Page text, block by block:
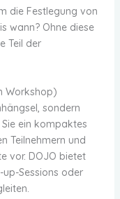
die Festlegung von
wann? Ohne diese
Teil der
Workshop)
sondern
Sie ein kompaktes
Teilnehmern und
vor. DOJO bietet
Sessions oder